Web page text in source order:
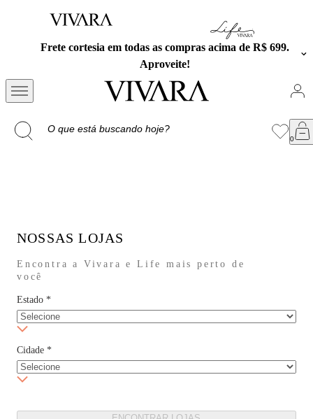
Frete cortesia em todas as compras acima de R$ 699.
Aproveite!
NOSSAS LOJAS
Encontra a Vivara e Life mais perto de
você
Estado *
Cidade *